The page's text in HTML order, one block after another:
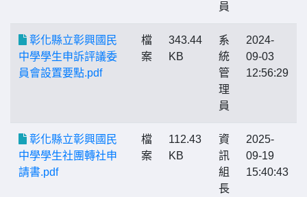
員
彰化縣立彰興國民
中學學生申訴評議委
員會設置要點.pdf
檔
案
343.44
KB
系
統
管
理
員
2024-
09-03
12:56:29
彰化縣立彰興國民
中學學生社團轉社申
請書.pdf
檔
案
112.43
KB
資
訊
組
長
2025-
09-19
15:40:43